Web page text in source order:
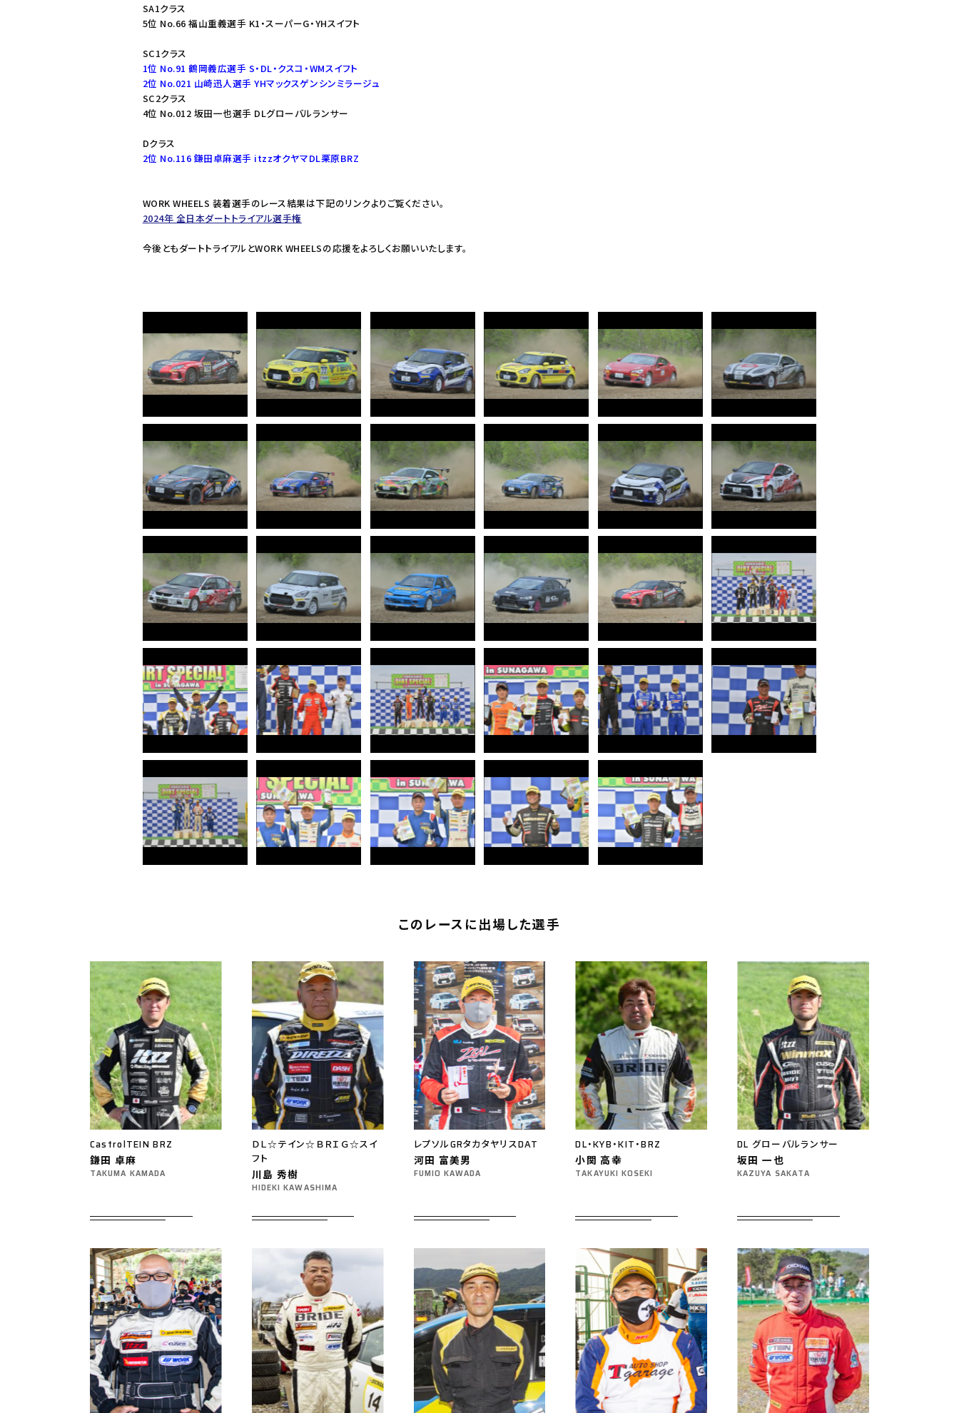
SA1クラス
5位 No.66 福山重義選手 K1・スーパーG・YHスイフト
SC1クラス
1位 No.91 鶴岡義広選手 S・DL・クスコ・WMスイフト
2位 No.021 山崎迅人選手 YHマックスゲンシンミラージュ
SC2クラス
4位 No.012 坂田一也選手 DLグローバルランサー
Dクラス
2位 No.116 鎌田卓麻選手 itzzオクヤマDL栗原BRZ
WORK WHEELS 装着選手のレース結果は下記のリンクよりご覧ください。
2024年 全日本ダートトライアル選手権
今後ともダートトライアルとWORK WHEELSの応援をよろしくお願いいたします。
このレースに出場した選手
CastrolTEIN BRZ
鎌田 卓麻
TAKUMA KAMADA
ＤＬ☆テイン☆ＢＲＩＧ☆スイ
フト
川島 秀樹
HIDEKI KAWASHIMA
レプソルGRタカタヤリスDAT
河田 富美男
FUMIO KAWADA
DL・KYB・KIT・BRZ
小関 高幸
TAKAYUKI KOSEKI
DL グローバルランサー
坂田 一也
KAZUYA SAKATA